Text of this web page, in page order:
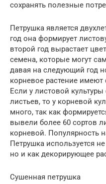
сохранять полезные
Петрушка является
год она формирует
второй год вырастает
семена, которые могут
давая на следующий год
корневое растение
Если у листовой
листьев, то у корневой
много, так как
вывели более 60 сортов
корневой. Популярность
Петрушка используется
но и как декорирующее
Сушенная петрушка